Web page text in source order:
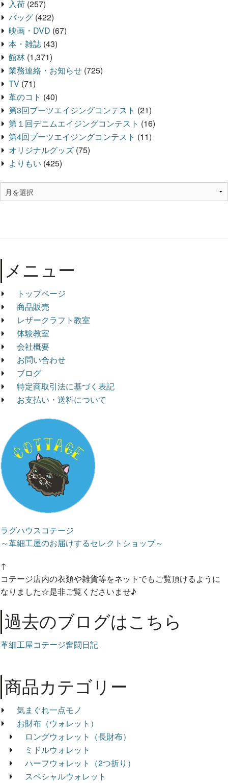
入荷 (257)
バッグ (422)
映画・DVD (67)
本・雑誌 (43)
館林 (1,371)
業務連絡・お知らせ (725)
TV (71)
革のコト (40)
第3回ブーツエイジングコンテスト (21)
第１回デニムエイジングコンテスト (16)
第4回ブーツエイジングコンテスト (11)
オリジナルグッズ (75)
よりもい (425)
メニュー
トップページ
商品販売
レザークラフト教室
体験教室
会社概要
お問い合わせ
ブログ
特定商取引法に基づく表記
お支払い・送料について
ラグハウスコテージ
～革細工屋のお届けするセレクトショップ～
↑
コテージ店内の衣類や雑貨等をネットでもご覧頂けるように
なりました☆是非ご覧くださいませ♪
過去のブログはこちら
革細工屋コテージ奮闘日記
商品カテゴリー
気まぐれ一点モノ
お財布（ウォレット）
ロングウォレット（長財布）
ミドルウォレット
ハーフウォレット（2つ折り）
スペシャルウォレット